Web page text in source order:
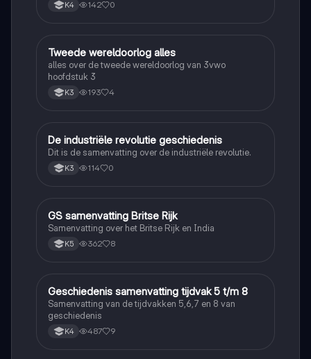
K4 142 0
Geschiedenis
Tweede wereldoorlog alles
alles over de tweede wereldoorlog van 3vwo
hoofdstuk 3
K3 193 4
Geschiedenis
De industriële revolutie geschiedenis
Dit is de samenvatting over de industriële revolutie.
K3 114 0
Geschiedenis
GS samenvatting Britse Rijk
Samenvatting over het Britse Rijk en India
K5 362 8
Geschiedenis
Geschiedenis samenvatting tijdvak 5 t/m 8
Samenvatting van de tijdvakken 5,6,7 en 8 van
geschiedenis
K4 487 9